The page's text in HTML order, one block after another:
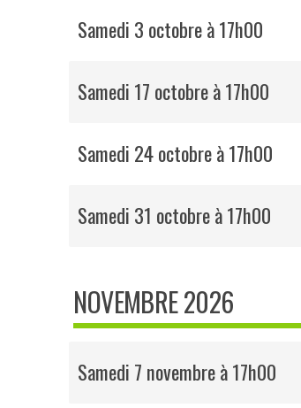
Samedi 3 octobre à 17h00
Samedi 17 octobre à 17h00
Samedi 24 octobre à 17h00
Samedi 31 octobre à 17h00
NOVEMBRE 2026
Samedi 7 novembre à 17h00